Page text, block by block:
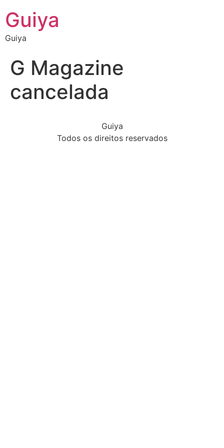
Guiya
Guiya
G Magazine
cancelada
Guiya
Todos os direitos reservados